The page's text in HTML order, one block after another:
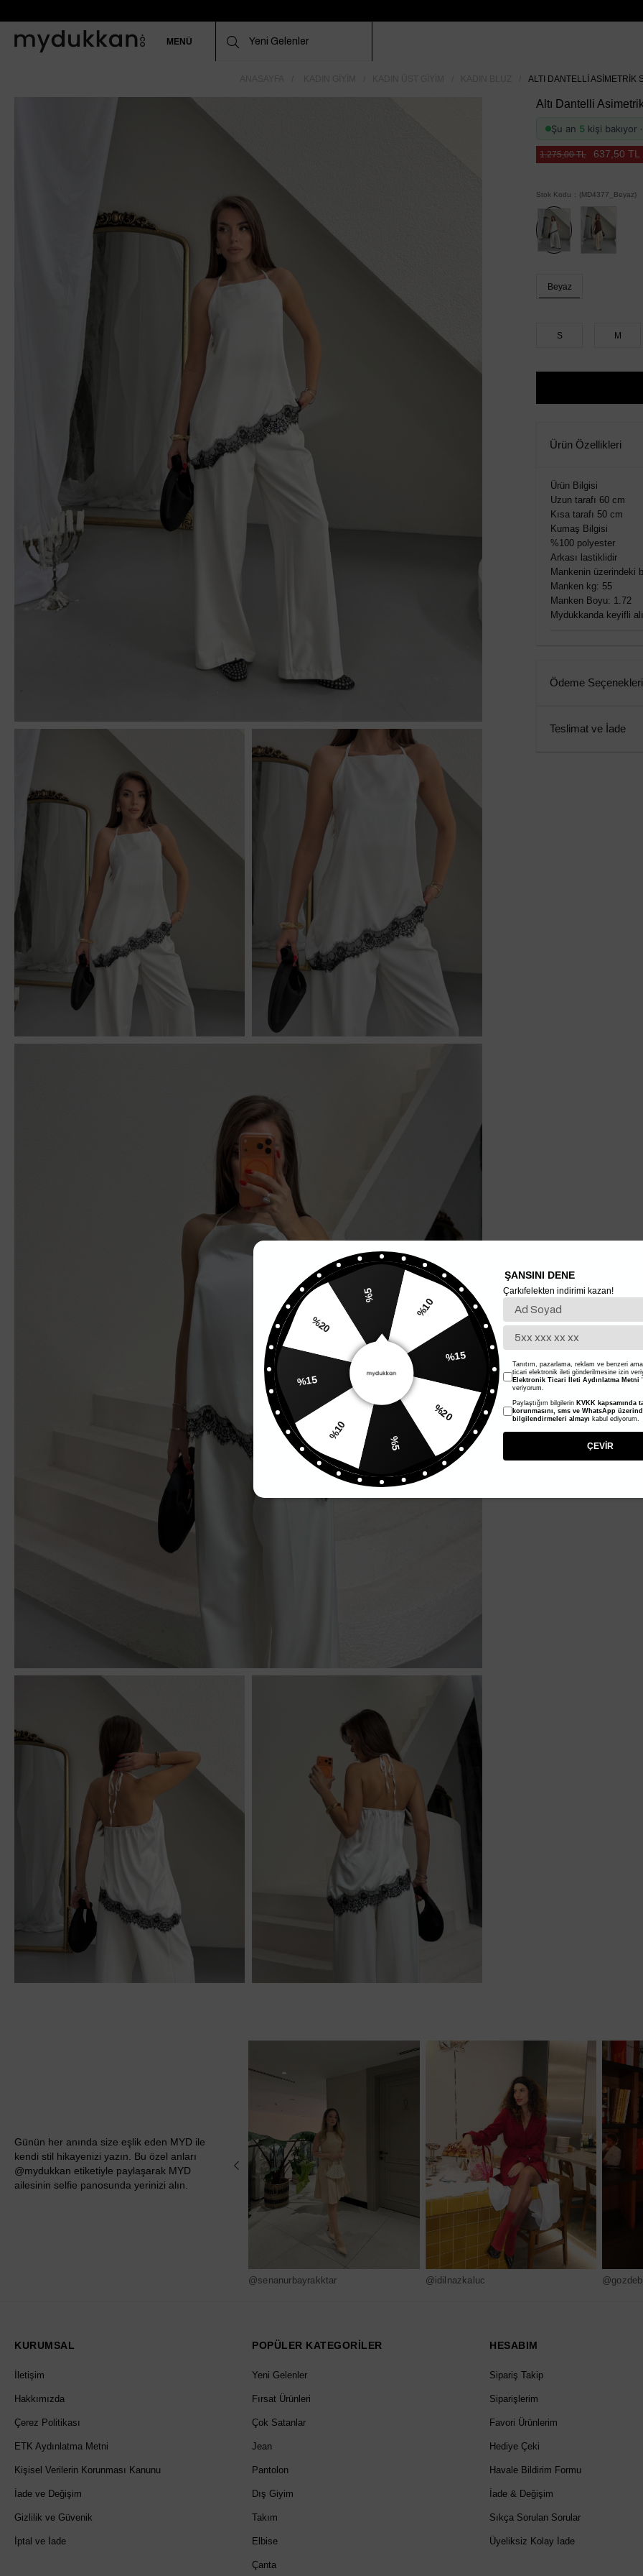
MENÜ
ALTI DANTELLI ASIMETRIK
Altı Dantelli
Şu an 5 kişi bakıyor
1.275,00 TL 637,50 TL
Stok Kodu (MD4377_Beyaz)
Beyaz
S M
Ürün Özellikleri
Ürün Bilgisi
Uzun tarafı 60 cm
Kısa tarafı 50 cm
Kumaş Bilgisi
%100 polyester
Arkası lastiklidir
Mankenin üzerindeki
Manken kg: 55
Manken Boyu: 1.72
Mydukkanda keyifli
Ödeme Seçenekleri
Teslimat ve İade
Günün her anında size eşlik eden MYD ile
kendi stil hikayenizi yazın. Bu özel anları
@mydukkan etiketiyle paylaşarak MYD
ailesinin selfie panosunda yerinizi alın.
@senanurbayrakktar @idilnazkaluc
KURUMSAL
İletişim
Hakkımızda
Çerez Politikası
ETK Aydınlatma Metni
Kişisel Verilerin Korunması Kanunu
İade ve Değişim
Gizlilik ve Güvenik
İptal ve İade
POPÜLER KATEGORİLER
Yeni Gelenler
Fırsat Ürünleri
Çok Satanlar
Jean
Pantolon
Dış Giyim
Takım
Elbise
Çanta
HESABIM
Sipariş Takip
Siparişlerim
Favori Ürünlerim
Hediye Çeki
Havale Bildirim Formu
İade & Değişim
Sıkça Sorulan Sorular
Üyeliksiz Kolay İade
%5
%10
%15
%20
%5
%10
%15
%20
ŞANSINI DENE
Çarkıfelekten indirimi kazan!
Tanıtım, pazarlama, reklam ve benzeri
ticari elektronik ileti gönderilmesine izin
Elektronik Ticari İleti Aydınlatma Metni
veriyorum.
Paylaştığım bilgilerin KVKK kapsamında
korunmasını, sms ve WhatsApp
bilgilendirmeleri almayı kabul ediyorum.
ÇEVİR